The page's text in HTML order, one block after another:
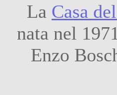
La Casa
nata nel
Enzo